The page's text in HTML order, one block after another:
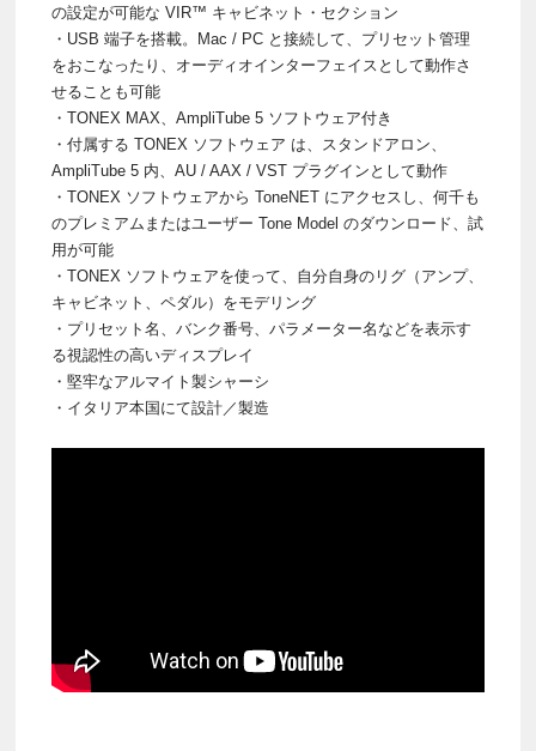
の設定が可能な VIR™ キャビネット・セクション
・USB 端子を搭載。Mac / PC と接続して、プリセット管理
をおこなったり、オーディオインターフェイスとして動作さ
せることも可能
・TONEX MAX、AmpliTube 5 ソフトウェア付き
・付属する TONEX ソフトウェア は、スタンドアロン、
AmpliTube 5 内、AU / AAX / VST プラグインとして動作
・TONEX ソフトウェアから ToneNET にアクセスし、何千も
のプレミアムまたはユーザー Tone Model のダウンロード、試
用が可能
・TONEX ソフトウェアを使って、自分自身のリグ（アンプ、
キャビネット、ペダル）をモデリング
・プリセット名、バンク番号、パラメーター名などを表示す
る視認性の高いディスプレイ
・堅牢なアルマイト製シャーシ
・イタリア本国にて設計／製造